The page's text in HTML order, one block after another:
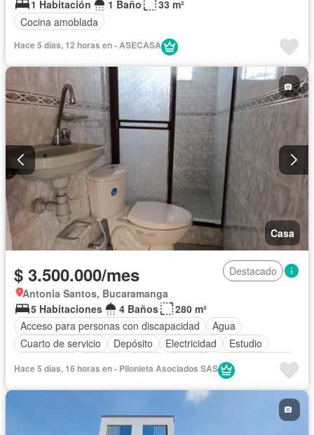
1 Habitación 1 Baño
33 m²
Cocina amoblada
Hace 5 días, 12 horas en - ASECASA
Casa
$ 3.500.000/mes
Destacado
Antonia Santos, Bucaramanga
5 Habitaciones
4 Baños
280 m²
Acceso para personas con discapacidad
Agua
Cuarto de servicio
Depósito Electricidad
Estudio
Tanque de agua
Hace 5 días, 16 horas en - Pilonieta Asociados SAS